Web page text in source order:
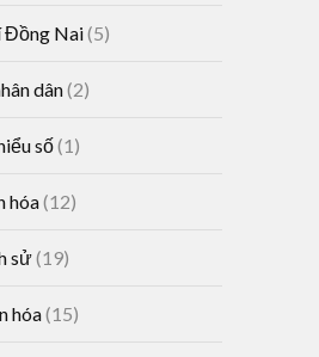
Đồng Nai(5)
dân(2)
số(1)
hóa(12)
sử(19)
hóa(15)